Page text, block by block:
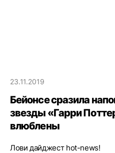
23.11.2019
Бейонсе сразила
звезды «Гарри
влюблены
Лови дайджест hot-news!